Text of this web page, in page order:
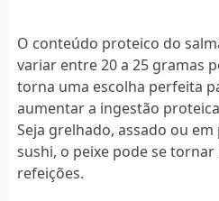
O conteúdo proteico do
variar entre 20 a 25 gramas
torna uma escolha perfeita
aumentar a ingestão
Seja grelhado, assado ou
sushi, o peixe pode se
refeições.